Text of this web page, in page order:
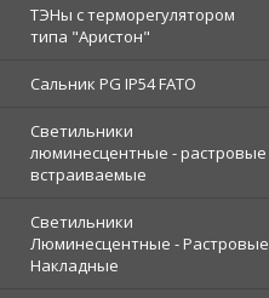
ТЭНы с терморегулятором
типа "Аристон"
Сальник PG IP54 FATO
Светильники
люминесцентные - растровые
встраиваемые
Светильники
Люминесцентные - Растровые
Накладные